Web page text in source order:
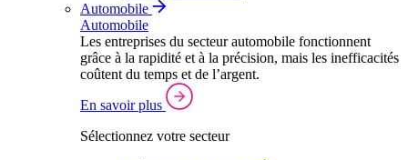
Automobile
Automobile
Les entreprises du secteur automobile fonctionnent
grâce à la rapidité et à la précision, mais les inefficacités
coûtent du temps et de l’argent.
En savoir plus
Sélectionnez votre secteur